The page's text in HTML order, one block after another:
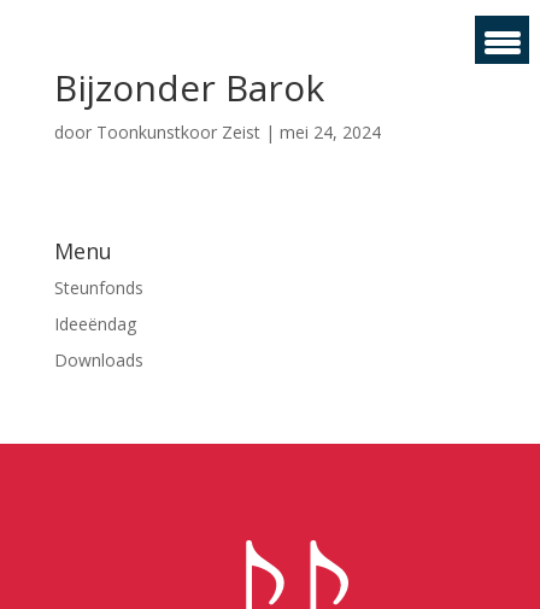
Bijzonder Barok
door Toonkunstkoor Zeist| mei 24, 2024
Menu
Steunfonds
Ideeëndag
Downloads